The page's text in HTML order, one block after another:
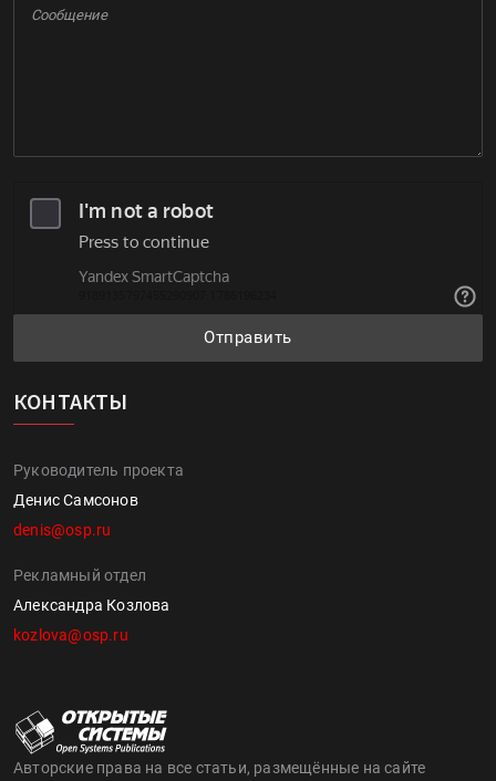
Отправить
КОНТАКТЫ
Руководитель проекта
Денис Самсонов
denis@osp.ru
Рекламный отдел
Александра Козлова
kozlova@osp.ru
Авторские права на все статьи, размещённые на сайте